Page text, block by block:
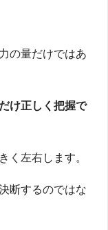
の量だけではあ
け正しく把握で
く左右します。
断するのではな